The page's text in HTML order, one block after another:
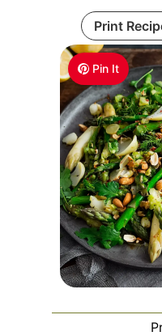
Pin It
Print